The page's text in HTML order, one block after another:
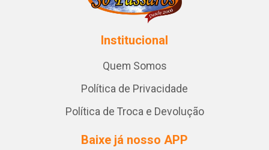
Institucional
Quem Somos
Política de Privacidade
Política de Troca e Devolução
Baixe já nosso APP